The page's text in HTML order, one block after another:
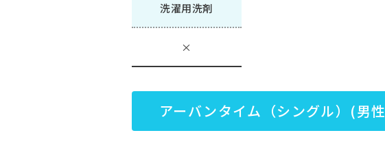
洗濯用洗剤
×
アーバンタイム（シングル）(男